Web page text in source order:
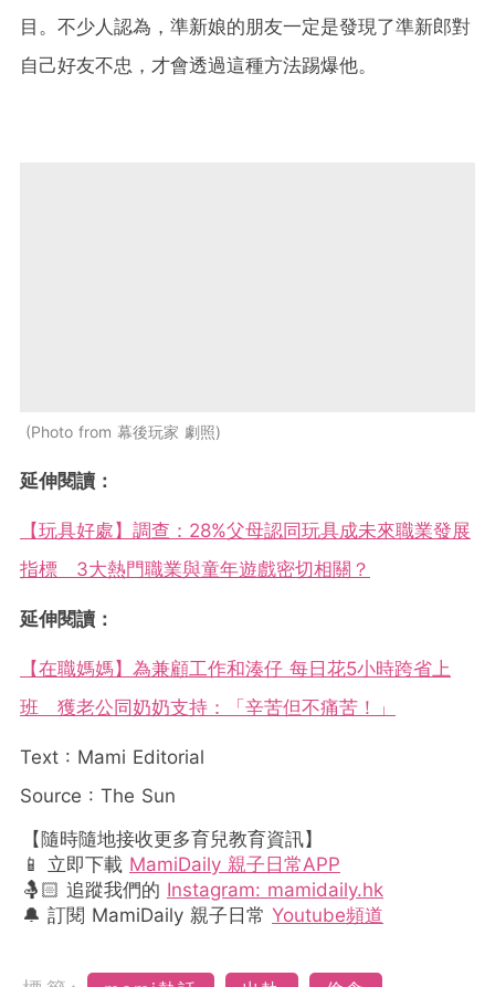
目。不少人認為，準新娘的朋友一定是發現了準新郎對
自己好友不忠，才會透過這種方法踢爆他。
Photo from 幕後玩家 劇照
延伸閱讀：
【玩具好處】調查：28%父母認同玩具成未來職業發展
指標 3大熱門職業與童年遊戲密切相關？
延伸閱讀：
【在職媽媽】為兼顧工作和湊仔 每日花5小時跨省上
班 獲老公同奶奶支持：「辛苦但不痛苦！」
Text : Mami Editorial
Source : The Sun
【隨時隨地接收更多育兒教育資訊】
📱 立即下載 MamiDaily 親子日常APP
🤱🏻 追蹤我們的 Instagram: mamidaily.hk
🔔 訂閱 MamiDaily 親子日常 Youtube頻道